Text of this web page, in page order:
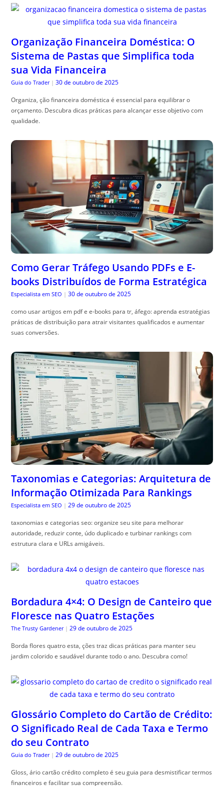
Organização Financeira Doméstica: O
Sistema de Pastas que Simplifica toda
sua Vida Financeira
Guia do Trader | 30 de outubro de 2025
Organiza, ção financeira doméstica é essencial para equilibrar o
orçamento. Descubra dicas práticas para alcançar esse objetivo com
qualidade.
Como Gerar Tráfego Usando PDFs e E-
books Distribuídos de Forma Estratégica
Especialista em SEO | 30 de outubro de 2025
como usar artigos em pdf e e-books para tr, áfego: aprenda estratégias
práticas de distribuição para atrair visitantes qualificados e aumentar
suas conversões.
Taxonomias e Categorias: Arquitetura de
Informação Otimizada Para Rankings
Especialista em SEO | 29 de outubro de 2025
taxonomias e categorias seo: organize seu site para melhorar
autoridade, reduzir conte, údo duplicado e turbinar rankings com
estrutura clara e URLs amigáveis.
Bordadura 4×4: O Design de Canteiro que
Floresce nas Quatro Estações
The Trusty Gardener | 29 de outubro de 2025
Borda flores quatro esta, ções traz dicas práticas para manter seu
jardim colorido e saudável durante todo o ano. Descubra como!
Glossário Completo do Cartão de Crédito:
O Significado Real de Cada Taxa e Termo
do seu Contrato
Guia do Trader | 29 de outubro de 2025
Gloss, ário cartão crédito completo é seu guia para desmistificar termos
financeiros e facilitar sua compreensão.